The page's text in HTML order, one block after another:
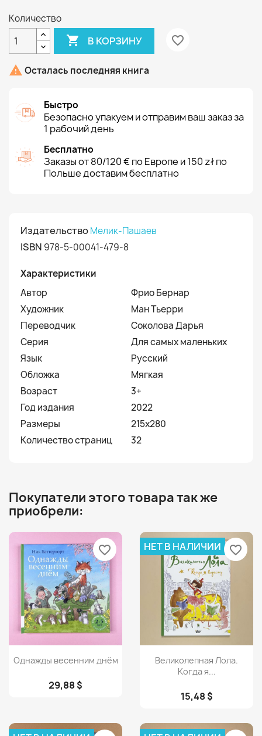
Количество
 В КОРЗИНУ favorite_border
 Осталась последняя книга
Быстро
Безопасно упакуем и отправим ваш заказ за
1 рабочий день
Бесплатно
Заказы от 80/120 € по Европе и 150 zł по
Польше доставим бесплатно
ИздательствоМелик-Пашаев
ISBN 978-5-00041-479-8
Характеристики
Автор
Фрио Бернар
Художник
Ман Тьерри
Переводчик
Соколова Дарья
Серия
Для самых маленьких
Язык
Русский
Обложка
Мягкая
Возраст
3+
Год издания
2022
Размеры
215х280
Количество страниц
32
Покупатели этого товара так же
приобрели:
Просмотр
Однажды весенним днём
29,88 $
favorite_border
Просмотр
Великолепная Лола.
Когда я...
15,48 $
НЕТ В НАЛИЧИИ favorite_border